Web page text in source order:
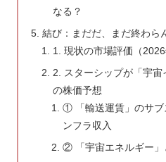
なる？
結び：まだだ、まだ終わら
1. 現状の市場評価（2026
2. スターシップが「宇
の株価予想
① 「輸送運賃」のサブ
ンフラ収入
② 「宇宙エネルギー」